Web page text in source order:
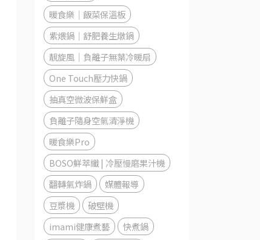
暖食樂｜飯菜保溫板
紫煨鍋｜舒肥養生燉鍋
靚旋風｜負離子無葉冷暖扇
One Touch壓力快鍋
抽真空微波保鮮盒
負離子隨身空氣清淨機
暖食樂Pro
BOSO鮮萃纖 | 冷壓慢磨果汁機
翻轉氣炸鍋
媒體報導
豆漿機
破壁機
imami健康煮藝
快煮鍋